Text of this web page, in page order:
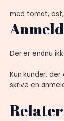
med tomat,
Der er endnu
Kun kunder,
skrive en